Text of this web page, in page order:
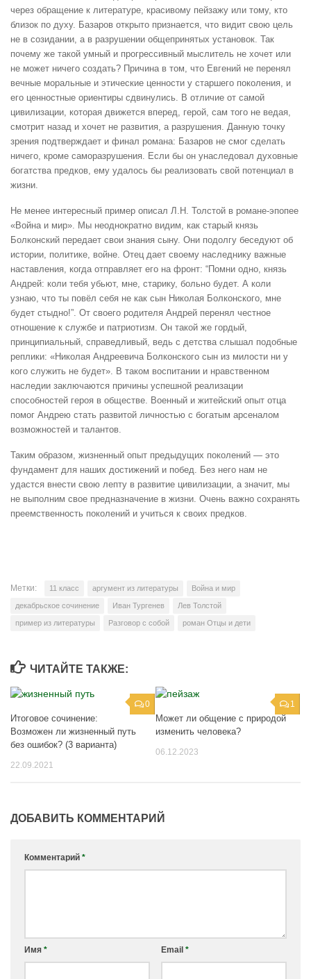
через обращение к литературе, красивому пейзажу или тому, кто
близок по духу. Базаров открыто признается, что видит свою цель
не в созидании, а в разрушении общепринятых установок. Так
почему же такой умный и прогрессивный мыслитель не хочет или
не может ничего создать? Причина в том, что Евгений не перенял
вечные моральные и этические ценности у старшего поколения, и
его ценностные ориентиры сдвинулись. В отличие от самой
цивилизации, которая движется вперед, герой, сам того не ведая,
смотрит назад и хочет не развития, а разрушения. Данную точку
зрения подтверждает и финал романа: Базаров не смог сделать
ничего, кроме саморазрушения. Если бы он унаследовал духовные
богатства предков, ему удалось бы реализовать свой потенциал в
жизни.
Не менее интересный пример описал Л.Н. Толстой в романе-эпопее
«Война и мир». Мы неоднократно видим, как старый князь
Болконский передает свои знания сыну. Они подолгу беседуют об
истории, политике, войне. Отец дает своему наследнику важные
наставления, когда отправляет его на фронт: “Помни одно, князь
Андрей: коли тебя убьют, мне, старику, больно будет. А коли
узнаю, что ты повёл себя не как сын Николая Болконского, мне
будет стыдно!”. От своего родителя Андрей перенял честное
отношение к службе и патриотизм. Он такой же гордый,
принципиальный, справедливый, ведь с детства слышал подобные
реплики: «Николая Андреевича Болконского сын из милости ни у
кого служить не будет». В таком воспитании и нравственном
наследии заключаются причины успешной реализации
способностей героя в обществе. Военный и житейский опыт отца
помог Андрею стать развитой личностью с богатым арсеналом
возможностей и талантов.
Таким образом, жизненный опыт предыдущих поколений — это
фундамент для наших достижений и побед. Без него нам не
удастся внести свою лепту в развитие цивилизации, а значит, мы
не выполним свое предназначение в жизни. Очень важно сохранять
преемственность поколений и учиться к своих предков.
Метки: 11 класс аргумент из литературы Война и мир
декабрьское сочинение Иван Тургенев Лев Толстой
пример из литературы Разговор с собой роман Отцы и дети
ЧИТАЙТЕ ТАКЖЕ:
0
Итоговое сочинение:
Возможен ли жизненный путь
без ошибок? (3 варианта)
22.09.2021
1
Может ли общение с природой
изменить человека?
06.12.2023
ДОБАВИТЬ КОММЕНТАРИЙ
Комментарий *
Имя * Email *